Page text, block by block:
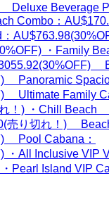
Beverage
Combo：
・Family
Panoramic
Ultimate Family
！) ・Chill Beach
売り切れ！)
Pool Cabana：
・All Inclusive VIP
Pearl Island VIP